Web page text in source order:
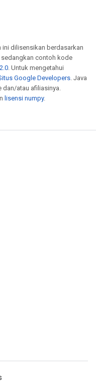
ini dilisensikan berdasarkan
sedangkan contoh kode
. Untuk mengetahui
Google Developers. Java
dan/atau afiliasinya.
lisensi numpy.